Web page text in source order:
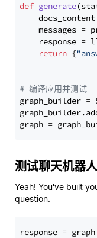
def generate(
docs_content
messages =
response =
return {
# 编译应用并测试
graph_builder =
graph =
测试聊天机器人
Yeah! You've built
question.
response =